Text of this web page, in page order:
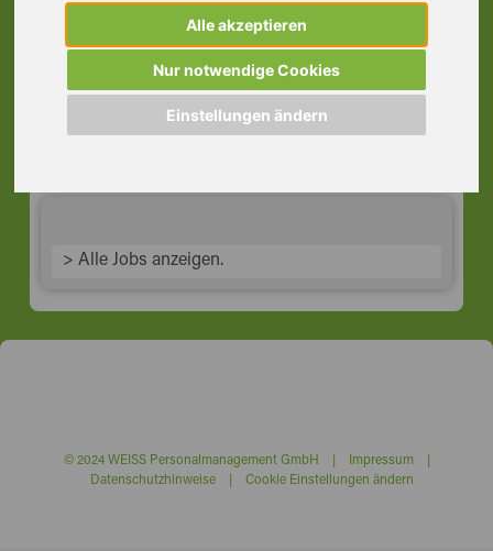
Alle akzeptieren
Nur notwendige Cookies
Einstellungen ändern
Schweißer (m/w/d) WIG I MAG,
Rödermark
63322 Rödermark
> Alle Jobs anzeigen.
© 2024 WEISS Personalmanagement GmbH | Impressum|
Datenschutzhinweise| Cookie Einstellungen ändern